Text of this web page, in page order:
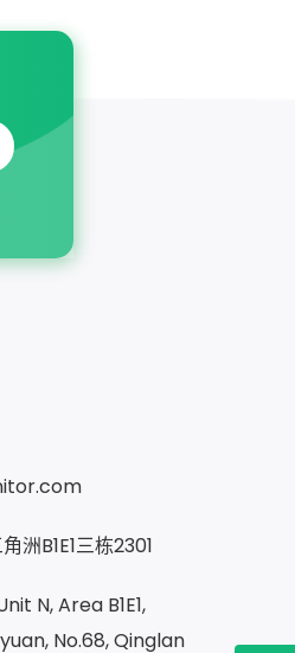
洲B1E1三栋2301
N, Area B1E1,
No.68, Qinglan